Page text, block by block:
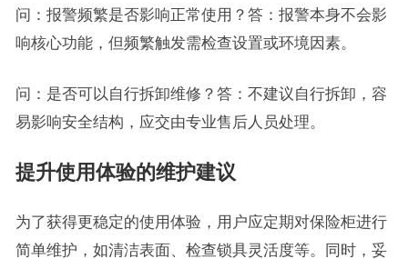
问：报警频繁是否影响正常使用？答：报警本身不会影
响核心功能，但频繁触发需检查设置或环境因素。
问：是否可以自行拆卸维修？答：不建议自行拆卸，容
易影响安全结构，应交由专业售后人员处理。
提升使用体验的维护建议
为了获得更稳定的使用体验，用户应定期对保险柜进行
简单维护，如清洁表面、检查锁具灵活度等。同时，妥